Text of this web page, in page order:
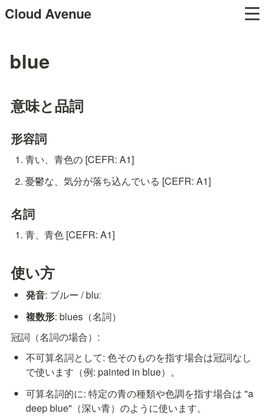
Cloud Avenue
blue
意味と品詞
形容詞
青い、青色の [CEFR: A1]
憂鬱な、気分が落ち込んでいる [CEFR: A1]
名詞
青、青色 [CEFR: A1]
使い方
発音: ブルー / bluː
複数形: blues（名詞）
冠詞（名詞の場合）:
不可算名詞として: 色そのものを指す場合は冠詞なし
で使います（例: painted in blue）。
可算名詞的に: 特定の青の種類や色調を指す場合は "a
deep blue"（深い青）のように使います。